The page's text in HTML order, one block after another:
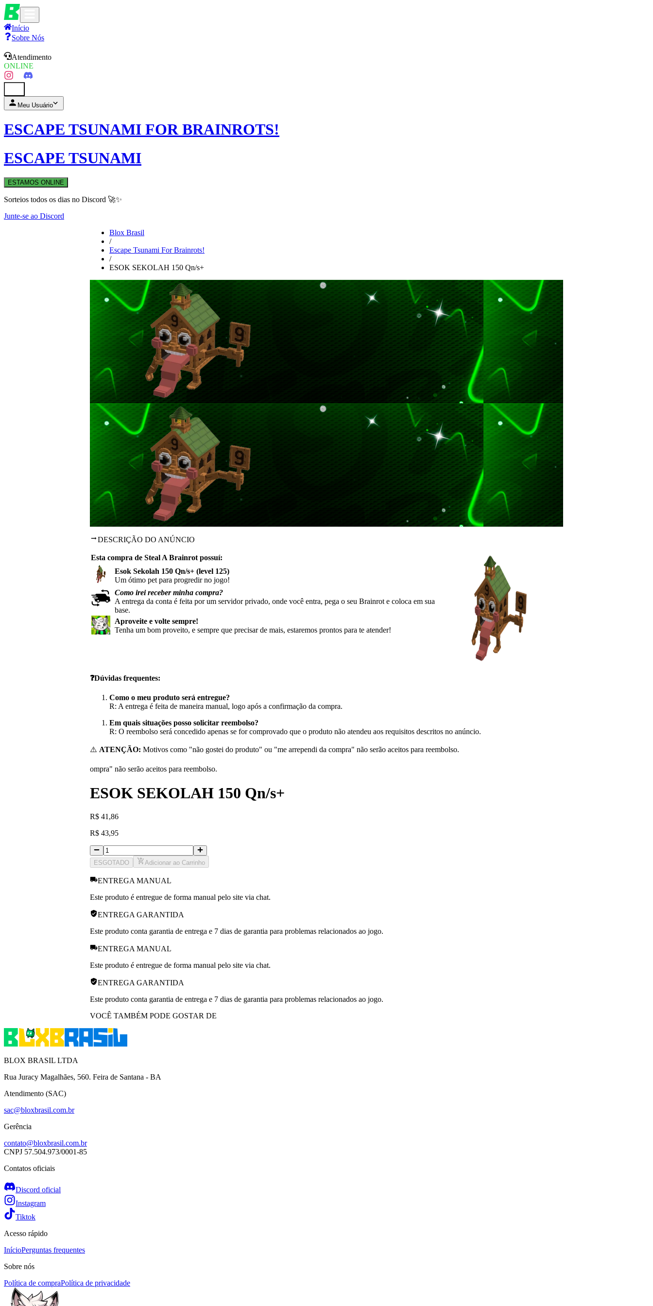
Início
Sobre Nós
Atendimento
ONLINE
Meu Usuário
ESCAPE TSUNAMI FOR BRAINROTS!
ESCAPE TSUNAMI
ESTAMOS ONLINE
Sorteios todos os dias no Discord 🚀✨
Junte-se ao Discord
Blox Brasil
/
Escape Tsunami For Brainrots!
/
ESOK SEKOLAH 150 Qn/s+
DESCRIÇÃO DO ANÚNCIO
Esta compra de Steal A Brainrot possuí:
Esok Sekolah 150 Qn/s+ (level 125)
Um ótimo pet para progredir no jogo!
Como irei receber minha compra?
A entrega da conta é feita por um servidor privado, onde você entra, pega o seu Brainrot e coloca em sua
base.
Aproveite e volte sempre!
Tenha um bom proveito, e sempre que precisar de mais, estaremos prontos para te atender!
❓Dúvidas frequentes:
Como o meu produto será entregue?
R: A entrega é feita de maneira manual, logo após a confirmação da compra.
Em quais situações posso solicitar reembolso?
R: O reembolso será concedido apenas se for comprovado que o produto não atendeu aos requisitos descritos no anúncio.
⚠️ ATENÇÃO: Motivos como "não gostei do produto" ou "me arrependi da compra" não serão aceitos para reembolso.
ompra" não serão aceitos para reembolso.
ESOK SEKOLAH 150 Qn/s+
R$ 41,86
R$ 43,95
ESGOTADO Adicionar ao Carrinho
ENTREGA MANUAL
Este produto é entregue de forma manual pelo site via chat.
ENTREGA GARANTIDA
Este produto conta garantia de entrega e 7 dias de garantia para problemas relacionados ao jogo.
ENTREGA MANUAL
Este produto é entregue de forma manual pelo site via chat.
ENTREGA GARANTIDA
Este produto conta garantia de entrega e 7 dias de garantia para problemas relacionados ao jogo.
VOCÊ TAMBÉM PODE GOSTAR DE
BLOX BRASIL LTDA
Rua Juracy Magalhães, 560. Feira de Santana - BA
Atendimento (SAC)
sac@bloxbrasil.com.br
Gerência
contato@bloxbrasil.com.br
CNPJ 57.504.973/0001-85
Contatos oficiais
Discord oficial
Instagram
Tiktok
Acesso rápido
InícioPerguntas frequentes
Sobre nós
Política de compraPolítica de privacidade